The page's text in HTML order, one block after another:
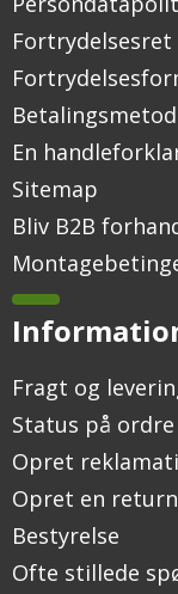
Fortrydelsesret
En
Sitemap
Bliv B2B
Fragt og
Status på ordre
Opret
Opret en
Bestyrelse
Ofte stillede